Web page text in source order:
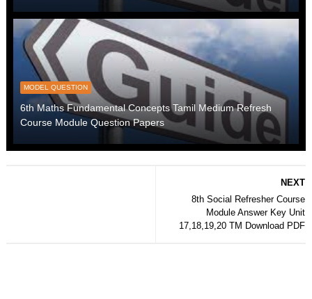
MODEL QUESTION
6th Maths Fundamental Concepts Tamil Medium Refresh
Course Module Question Papers
NEXT
8th Social Refresher Course
Module Answer Key Unit
17,18,19,20 TM Download PDF